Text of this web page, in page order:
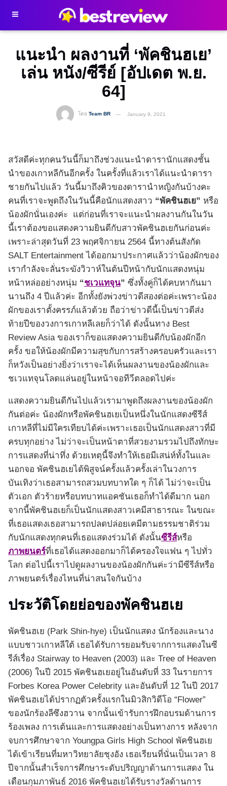
แนะนำ ผลงานที่ ‘พัคชินฮเย’
เล่น หนัง/ซีรีย์ [อัปเดต พ.ย.
64]
โดย Team BR January 9, 2021
สวัสดีค่ะทุกคนวันนี้ก็มาถึงช่วงแนะนำดารานักแสดงชั้น
นำของเกาหลีกันอีกครั้ง ในครั้งที่แล้วเราได้แนะนำดารา
ชายกันไปแล้ว วันนี้มาถึงคิวของดารานำหญิงกันบ้างคะ
คนที่เราจะพูดถึงในวันนี้คือนักแสดงสาว “พัคชินฮเย” หรือ
น้องผักนั่นเองค่ะ แต่ก่อนที่เราจะแนะนำผลงานกันในวัน
นี้เราต้องขอแสดงความยินดีกับสาวพัคชินฮเยกันก่อนค่ะ
เพราะล่าสุดวันที่ 23 พฤศจิกายน 2564 นี้ทางต้นสังกัด
SALT Entertainment ได้ออกมาประกาศแล้วว่าน้องผักของ
เรากำลังจะลั่นระฆังวิวาห์ในต้นปีหน้ากับนักแสดงหนุ่ม
หน้าหล่ออย่างหนุ่ม “ชเวแทจุน” ซึ่งทั้งคู่ก็ได้คบหากันมา
นานถึง 4 ปีแล้วค่ะ อีกทั้งยังพ่วงข่าวดีสองต่อค่ะเพราะน้อง
ผักของเราตั้งครรภ์แล้วด้วย ถือว่าข่าวดีนี้เป็นข่าวดีส่ง
ท้ายปีของวงการเกาหลีเลยก็ว่าได้ ดังนั้นทาง Best
Review Asia ของเราก็ขอแสดงความยินดีกับน้องผักอีก
ครั้ง ขอให้น้องผักมีความสุขกับการสร้างครอบครัวและเรา
ก็หวังเป็นอย่างยิ่งว่าเราจะได้เห็นผลงานของน้องผักและ
ชเวแทจุนโลดแล่นอยู่ในหน้าจอทีวีตลอดไปค่ะ
แสดงความยินดีกันไปแล้วเรามาพูดถึงผลงานของน้องผัก
กันต่อค่ะ น้องผักหรือพัคชินฮเยเป็นหนึ่งในนักแสดงซีรีส์
เกาหลีที่ไม่มีใครเทียบได้ค่ะเพราะเธอเป็นนักแสดงสาวที่มี
ครบทุกอย่าง ไม่ว่าจะเป็นหน้าตาที่สวยงามรวมไปถึงทักษะ
การแสดงที่น่าทึ่ง ด้วยเหตุนี้จึงทำให้เธอมีเสน่ห์ทั้งในและ
นอกจอ พัคชินฮเยได้พิสูจน์ครั้งแล้วครั้งเล่าในวงการ
บันเทิงว่าเธอสามารถสวมบทบาทใด ๆ ก็ได้ ไม่ว่าจะเป็น
ตัวเอก ตัวร้ายหรือบทบาทแอคชันเธอก็ทำได้ดีมาก นอก
จากนี้พัคชินฮเยก็เป็นนักแสดงสาวเคมีสาธารณะ ในขณะ
ที่เธอแสดงเธอสามารถปลดปล่อยเคมีตามธรรมชาติร่วม
กับนักแสดงทุกคนที่เธอแสดงร่วมได้ ดังนั้นซีรีส์หรือ
ภาพยนตร์ที่เธอได้แสดงออกมาก็ได้ครองใจแฟน ๆ ไปทั่ว
โลก ต่อไปนี้เราไปดูผลงานของน้องผักกันค่ะว่ามีซีรีส์หรือ
ภาพยนตร์เรื่องไหนที่น่าสนใจกันบ้าง
ประวัติโดยย่อของพัคชินฮเย
พัคชินฮเย (Park Shin-hye) เป็นนักแสดง นักร้องและนาง
แบบชาวเกาหลีใต้ เธอได้รับการยอมรับจากการแสดงในซี
รีส์เรื่อง Stairway to Heaven (2003) และ Tree of Heaven
(2006) ในปี 2015 พัคชินฮเยอยู่ในอันดับที่ 33 ในรายการ
Forbes Korea Power Celebrity และอันดับที่ 12 ในปี 2017
พัคชินฮเยได้ปรากฏตัวครั้งแรกในมิวสิกวิดีโอ “Flower”
ของนักร้องลีซึงฮวาน จากนั้นเข้ารับการฝึกอบรมด้านการ
ร้องเพลง การเต้นและการแสดงอย่างเป็นทางการ หลังจาก
จบการศึกษาจาก Youngpa Girls High School พัคชินฮเย
ได้เข้าเรียนที่มหาวิทยาลัยชุงอัง เธอเรียนที่นั่นเป็นเวลา 8
ปีจากนั้นสำเร็จการศึกษาระดับปริญญาด้านการแสดง ใน
เดือนกุมภาพันธ์ 2016 พัคชินฮเยได้รับรางวัลด้านการ